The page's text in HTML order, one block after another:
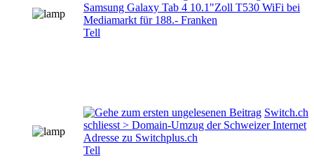
Samsung Galaxy Tab 4 10.1"Zoll T530 WiFi bei
Mediamarkt für 188.- Franken
Tell
Switch.ch
schliesst > Domain-Umzug der Schweizer Internet
Adresse zu Switchplus.ch
Tell